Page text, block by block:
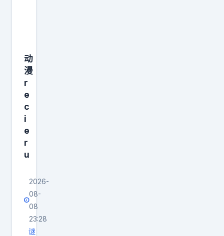
份
命
令
川
跟
他
回
讲
解
磁
轨
版
，
永
远
乐
观
自
信
永
远
积
极
动
漫
r
e
c
i
e
r
u
2026-
08-
08
23:28
谜